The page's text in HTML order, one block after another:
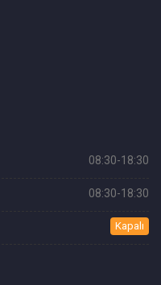
08:30-18:30
08:30-18:30
Kapalı